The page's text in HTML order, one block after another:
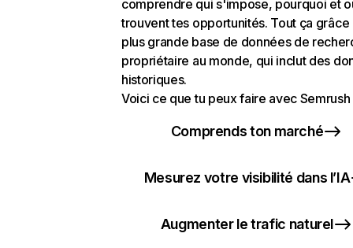
comprendre qui s'impose, pourquoi et
trouvent tes opportunités. Tout ça grâce
plus grande base de données de
propriétaire au monde, qui inclut des
historiques.
Voici ce que tu peux faire avec Semrush
Comprends ton marché
Mesurez votre visibilité dans l’IA
Augmenter le trafic naturel